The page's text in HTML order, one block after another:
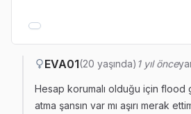
EVA01(20 yaşında) 1 yıl önce
Hesap korumalı olduğu için flood
atma şansın var mı aşırı merak